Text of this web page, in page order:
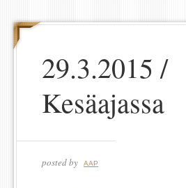
29.3.2015 /
Kesäajassa
posted by AAP